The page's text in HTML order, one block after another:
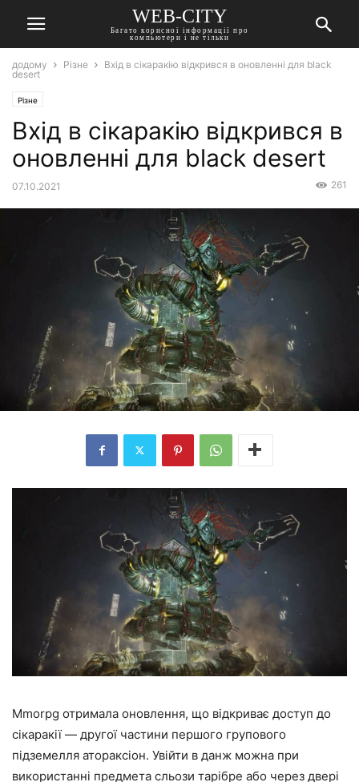
WEB-CITY
Багато корисної інформації про
компьютери і не тільки
додому Різне
Вхід в сікаракію відкрився в оновленні для black
desert
Різне
Вхід в сікаракію відкрився в
оновленні для black desert
07.10.2021 261
Mmorpg отримала оновлення, що відкриває доступ до
сікаракії — другої частини першого групового
підземелля атораксіон. Увійти в данж можна при
використанні предмета сльози тарібре або через двері